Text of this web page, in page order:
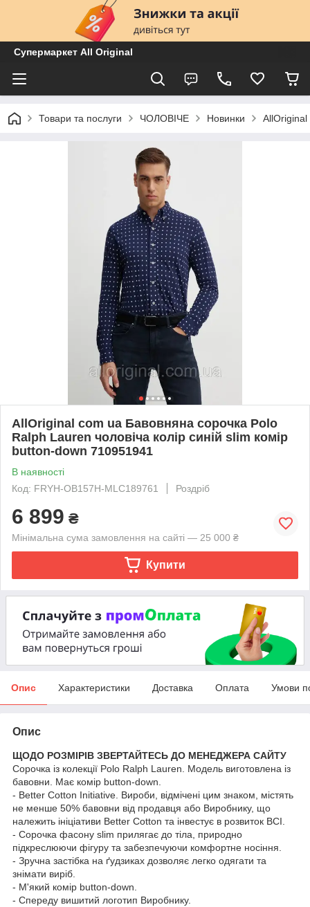
Супермаркет All Original
Товари та послуги ЧОЛОВІЧЕ Новинки AllOriginal
AllOriginal com ua Бавовняна сорочка Polo
Ralph Lauren чоловіча колір синій slim комір
button-down 710951941
В наявності
Код: FRYH-OB157H-MLC189761
Роздріб
6 899 ₴
Мінімальна сума замовлення на сайті — 25 000 ₴
Купити
Опис Характеристики Доставка Оплата Умови
Опис
ЩОДО РОЗМІРІВ ЗВЕРТАЙТЕСЬ ДО МЕНЕДЖЕРА САЙТУ
Сорочка із колекції Polo Ralph Lauren. Модель виготовлена із
бавовни. Має комір button-down.
- Better Cotton Initiative. Вироби, відмічені цим знаком, містять
не менше 50% бавовни від продавця або Виробнику, що
належить ініціативи Better Cotton та інвестує в розвиток BCI.
- Сорочка фасону slim прилягає до тіла, природно
підкреслюючи фігуру та забезпечуючи комфортне носіння.
- Зручна застібка на ґудзиках дозволяє легко одягати та
знімати виріб.
- М'який комір button-down.
- Спереду вишитий логотип Виробнику.